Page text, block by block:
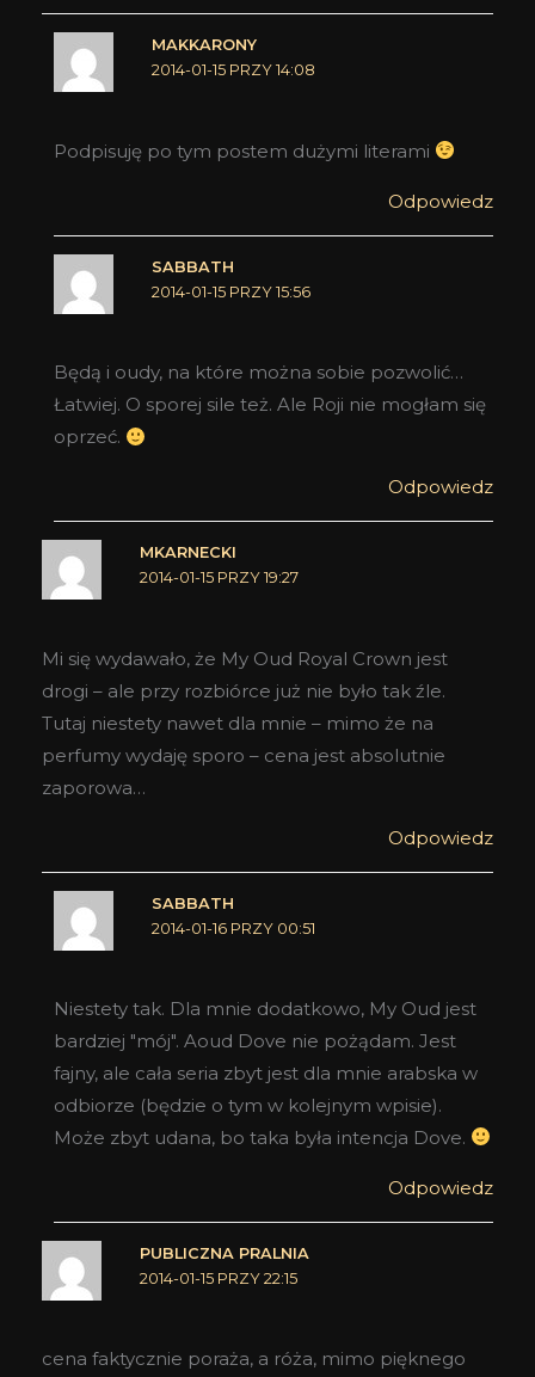
MAKKARONY
2014-01-15 PRZY 14:08
Podpisuję po tym postem dużymi literami
Odpowiedz
SABBATH
2014-01-15 PRZY 15:56
Będą i oudy, na które można sobie pozwolić…
Łatwiej. O sporej sile też. Ale Roji nie mogłam się
oprzeć.
Odpowiedz
MKARNECKI
2014-01-15 PRZY 19:27
Mi się wydawało, że My Oud Royal Crown jest
drogi – ale przy rozbiórce już nie było tak źle.
Tutaj niestety nawet dla mnie – mimo że na
perfumy wydaję sporo – cena jest absolutnie
zaporowa…
Odpowiedz
SABBATH
2014-01-16 PRZY 00:51
Niestety tak. Dla mnie dodatkowo, My Oud jest
bardziej "mój". Aoud Dove nie pożądam. Jest
fajny, ale cała seria zbyt jest dla mnie arabska w
odbiorze (będzie o tym w kolejnym wpisie).
Może zbyt udana, bo taka była intencja Dove.
Odpowiedz
PUBLICZNA PRALNIA
2014-01-15 PRZY 22:15
cena faktycznie poraża, a róża, mimo pięknego